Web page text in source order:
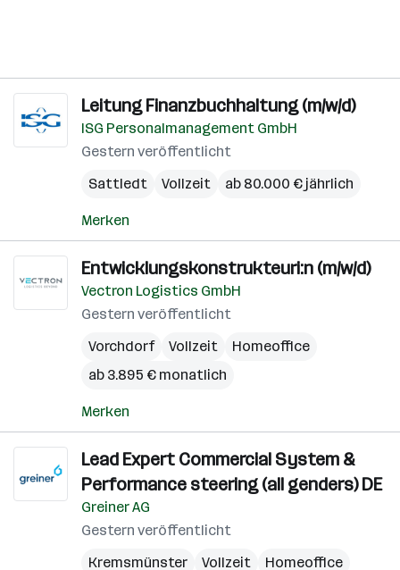
Leitung Finanzbuchhaltung (m/w/d)
ISG Personalmanagement GmbH
Gestern veröffentlicht
Sattledt
Vollzeit ab 80.000 € jährlich
Merken
Entwicklungskonstrukteuri:n (m/w/d)
Vectron Logistics GmbH
Gestern veröffentlicht
Vorchdorf
Vollzeit
Homeoffice
ab 3.895 € monatlich
Merken
Lead Expert Commercial System &
Performance steering (all genders) DE
Greiner AG
Gestern veröffentlicht
Kremsmünster
Vollzeit
Homeoffice